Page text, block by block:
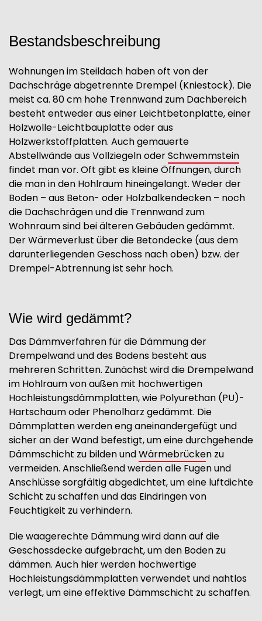
Bestandsbeschreibung
Wohnungen im Steildach haben oft von der
Dachschräge abgetrennte Drempel (Kniestock). Die
meist ca. 80 cm hohe Trennwand zum Dachbereich
besteht entweder aus einer Leichtbetonplatte, einer
Holzwolle-Leichtbauplatte oder aus
Holzwerkstoffplatten. Auch gemauerte
Abstellwände aus Vollziegeln oderSchwemmstein
findet man vor. Oft gibt es kleine Öffnungen, durch
die man in den Hohlraum hineingelangt. Weder der
Boden – aus Beton- oder Holzbalkendecken – noch
die Dachschrägen und die Trennwand zum
Wohnraum sind bei älteren Gebäuden gedämmt.
Der Wärmeverlust über die Betondecke (aus dem
darunterliegenden Geschoss nach oben) bzw. der
Drempel-Abtrennung ist sehr hoch.
Wie wird gedämmt?
Das Dämmverfahren für die Dämmung der
Drempelwand und des Bodens besteht aus
mehreren Schritten. Zunächst wird die Drempelwand
im Hohlraum von außen mit hochwertigen
Hochleistungsdämmplatten, wie Polyurethan (PU)-
Hartschaum oder Phenolharz gedämmt. Die
Dämmplatten werden eng aneinandergefügt und
sicher an der Wand befestigt, um eine durchgehende
Dämmschicht zu bilden undWärmebrücken zu
vermeiden. Anschließend werden alle Fugen und
Anschlüsse sorgfältig abgedichtet, um eine luftdichte
Schicht zu schaffen und das Eindringen von
Feuchtigkeit zu verhindern.
Die waagerechte Dämmung wird dann auf die
Geschossdecke aufgebracht, um den Boden zu
dämmen. Auch hier werden hochwertige
Hochleistungsdämmplatten verwendet und nahtlos
verlegt, um eine effektive Dämmschicht zu schaffen.